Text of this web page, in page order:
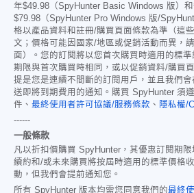
年$49.98 （SpyHunter Basic Windows 版）
$79.98 （SpyHunter Pro Windows 版/
格以產品資料和註冊/購買頁面條款為準（這
文；價格可能因國家/地區或促銷活動而異，
面）。您的訂閱將以您首次購買時適用的標準
期限與首次購買時相同，或以促銷資料/購買
提是您是連續不間斷的訂閱用戶，並且我們
送即將到期費用的通知。購買 SpyHunter 須
件、 最終使用者許可協議/服務條款 、 隱私權/
------
一般條款
凡以折扣價購買 SpyHunter，其優惠訂閱期
續約和/或未來購買將按屆時適用的標準價格
動，但我們會提前通知您。
所有 SpyHunter 版本均需您同意我們的最終